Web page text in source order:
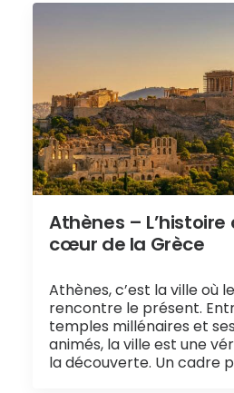
Athènes –
cœur de la Grèce
Athènes, c’est la ville où
rencontre le présent.
temples millénaires et
animés, la ville est une
la découverte. Un cadre